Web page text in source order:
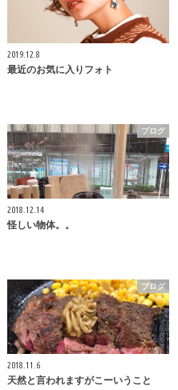
2019.12.8
最近のお気に入りフォト
ブログ
2018.12.14
怪しい物体。。
ブログ
2018.11.6
天然と言われますがこーいうこと